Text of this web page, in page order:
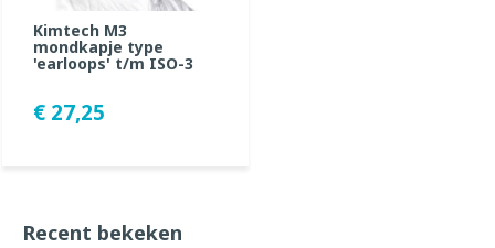
Kimtech M3
mondkapje type
'earloops' t/m ISO-3
€ 27,25
Recent bekeken